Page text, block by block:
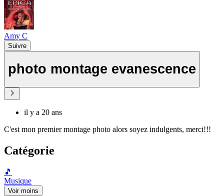
Amy C
Suivre
photo montage evanescence
il y a 20 ans
C'est mon premier montage photo alors soyez indulgents, merci!!!
Catégorie
🎵
Musique
Voir moins